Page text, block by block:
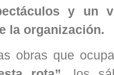
y un
la organización.
obras que